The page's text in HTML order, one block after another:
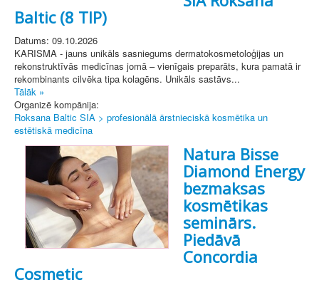
Baltic (8 TIP)
Datums: 09.10.2026
KARISMA - jauns unikāls sasniegums dermatokosmetoloģijas un
rekonstruktīvās medicīnas jomā – vienīgais preparāts, kura pamatā ir
rekombinants cilvēka tipa kolagēns. Unikāls sastāvs...
Tālāk »
Organizē kompānija:
Roksana Baltic SIA > profesionālā ārstnieciskā kosmētika un
estētiskā medicīna
Natura Bisse
Diamond Energy
bezmaksas
kosmētikas
seminārs.
Piedāvā
Concordia
Cosmetic